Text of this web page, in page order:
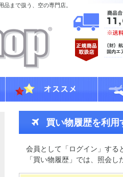
まで扱う、空の専門店。
買い物履歴を利用
会員として「ログイン」する
「買い物履歴」では、照会